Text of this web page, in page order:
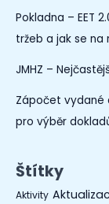
Pokladna – EET
tržeb a jak se na
JMHZ –
Zápočet vydané
pro výběr
Štítky
Aktivity